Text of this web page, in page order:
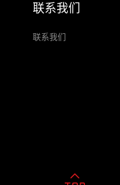
联系我们
联系我们